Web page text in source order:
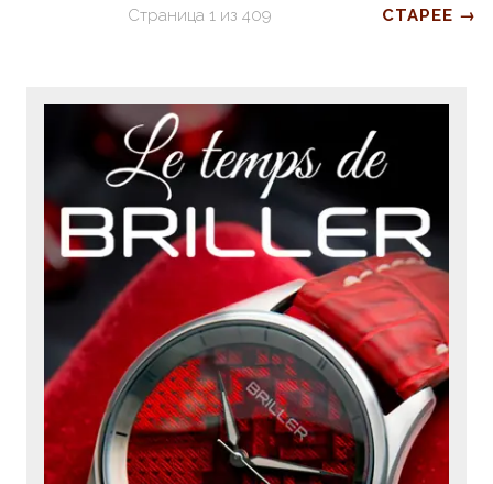
Страница 1из 409 СТАРЕЕ →